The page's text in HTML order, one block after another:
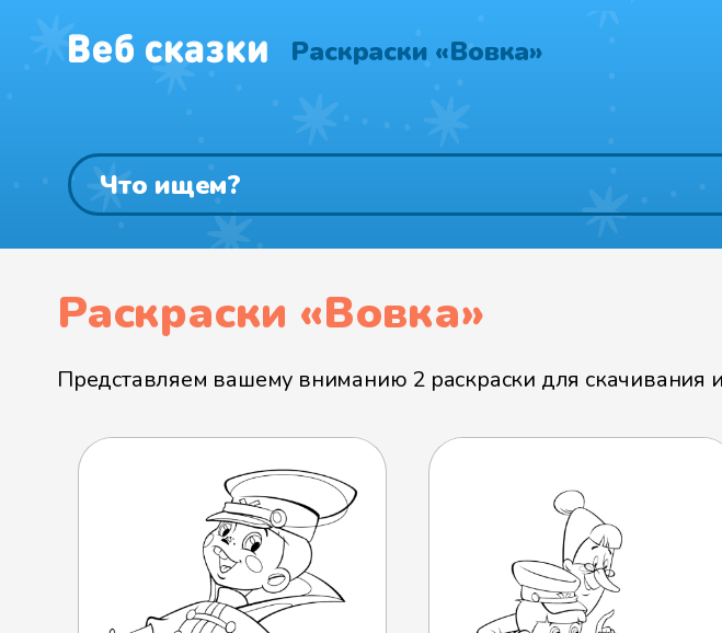
Раскраски «Вовка»
Раскраски «Вовка»
Представляем вашему вниманию 2 раскраски для скачивания